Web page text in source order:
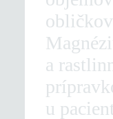
a
u